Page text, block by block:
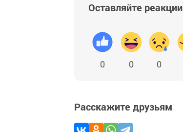
Оставляйте реакции
0 0 0
Расскажите друзьям